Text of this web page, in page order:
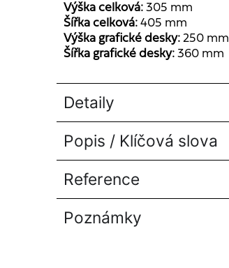
Výška celková: 305 mm
Šířka celková: 405 mm
Výška grafické desky: 250 mm
Šířka grafické desky: 360 mm
Detaily
Popis / Klíčová slova
Reference
Poznámky